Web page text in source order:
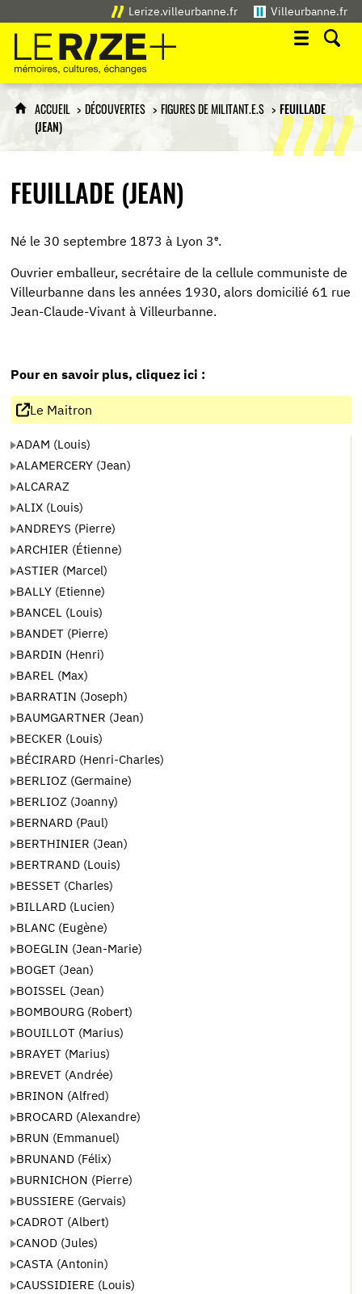
Lerize.villeurbanne.fr Villeurbanne.fr
Le Rize+
mémoires, cultures, échanges
ACCUEIL DÉCOUVERTES FIGURES DE MILITANT.E.S
FEUILLADE
(JEAN)
FEUILLADE (JEAN)
Né le 30 septembre 1873 à Lyon 3e.
Ouvrier emballeur, secrétaire de la cellule communiste de
Villeurbanne dans les années 1930, alors domicilié 61 rue
Jean-Claude-Vivant à Villeurbanne.
Pour en savoir plus, cliquez ici :
Le Maitron
ADAM (Louis)
ALAMERCERY (Jean)
ALCARAZ
ALIX (Louis)
ANDREYS (Pierre)
ARCHIER (Étienne)
ASTIER (Marcel)
BALLY (Etienne)
BANCEL (Louis)
BANDET (Pierre)
BARDIN (Henri)
BAREL (Max)
BARRATIN (Joseph)
BAUMGARTNER (Jean)
BECKER (Louis)
BÉCIRARD (Henri-Charles)
BERLIOZ (Germaine)
BERLIOZ (Joanny)
BERNARD (Paul)
BERTHINIER (Jean)
BERTRAND (Louis)
BESSET (Charles)
BILLARD (Lucien)
BLANC (Eugène)
BOEGLIN (Jean-Marie)
BOGET (Jean)
BOISSEL (Jean)
BOMBOURG (Robert)
BOUILLOT (Marius)
BRAYET (Marius)
BREVET (Andrée)
BRINON (Alfred)
BROCARD (Alexandre)
BRUN (Emmanuel)
BRUNAND (Félix)
BURNICHON (Pierre)
BUSSIERE (Gervais)
CADROT (Albert)
CANOD (Jules)
CASTA (Antonin)
CAUSSIDIERE (Louis)